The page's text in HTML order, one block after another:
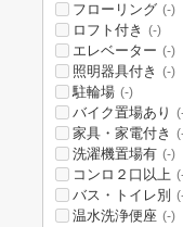
フローリング (-)
ロフト付き (-)
エレベーター (-)
照明器具付き (-)
駐輪場 (-)
バイク置場あり
家具・家電付き
洗濯機置場有 (-)
コンロ２口以上
バス・トイレ別
温水洗浄便座 (-)